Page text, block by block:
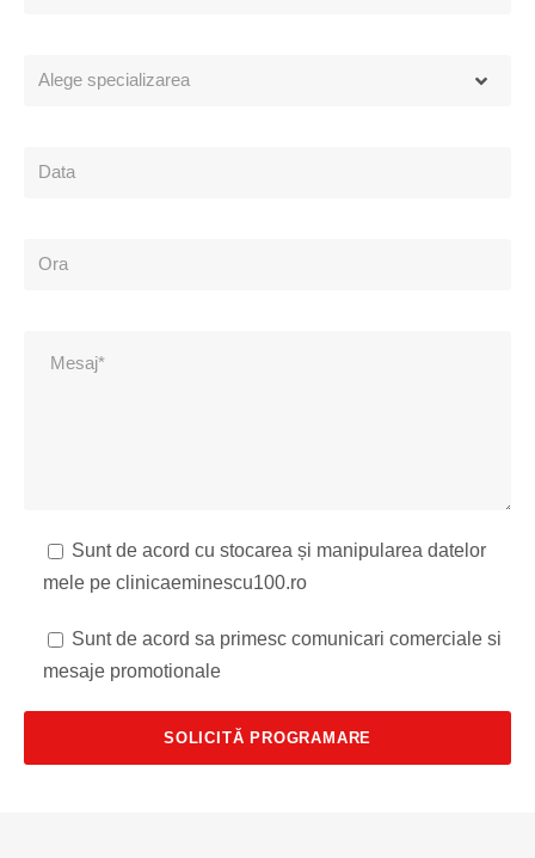
Sunt de acord cu stocarea și manipularea datelor
mele pe clinicaeminescu100.ro
Sunt de acord sa primesc comunicari comerciale si
mesaje promotionale